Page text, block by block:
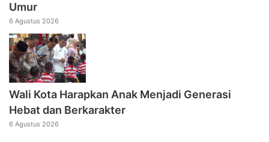
Umur
6 Agustus 2026
Wali Kota Harapkan Anak Menjadi Generasi
Hebat dan Berkarakter
6 Agustus 2026